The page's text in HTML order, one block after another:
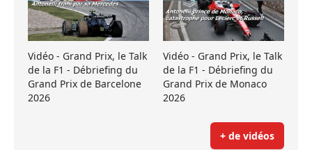
Vidéo - Grand Prix, le Talk
de la F1 - Débriefing du
Grand Prix de Barcelone
2026
Vidéo - Grand Prix, le Talk
de la F1 - Débriefing du
Grand Prix de Monaco
2026
+ de vidéos